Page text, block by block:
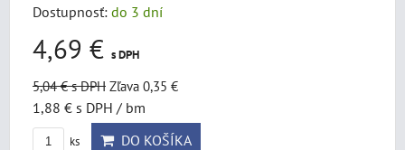
Dostupnosť: do 3 dní
4,69 € s DPH
5,04 €s DPH Zľava 0,35 €
1,88 € s DPH / bm
ks DO KOŠÍKA